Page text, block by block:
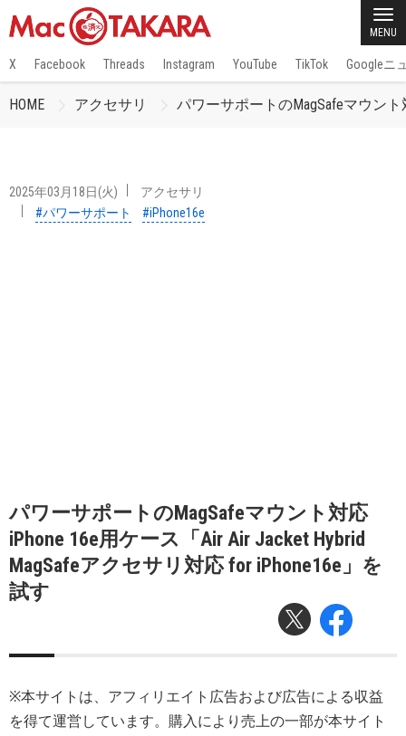
MENU
X Facebook Threads Instagram YouTube TikTok Googleニ
HOME アクセサリ パワーサポートのMagSafeマウント
2025年03月18日(火)
アクセサリ
#パワーサポート
#iPhone16e
パワーサポートのMagSafeマウント対応
iPhone 16e用ケース「Air Air Jacket Hybrid
MagSafeアクセサリ対応 for iPhone16e」を
試す
※本サイトは、アフィリエイト広告および広告による収益
を得て運営しています。購入により売上の一部が本サイト